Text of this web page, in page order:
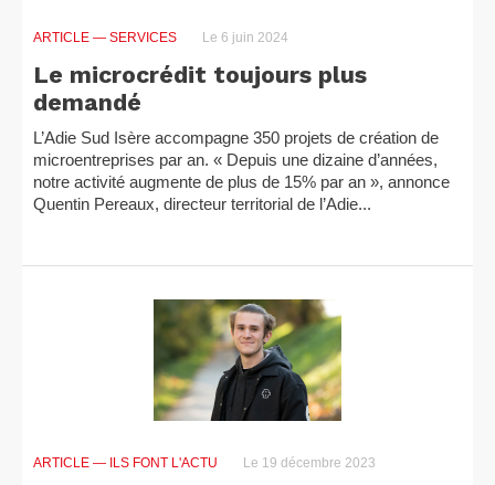
ARTICLE — SERVICES Le 6 juin 2024
Le microcrédit toujours plus
demandé
L’Adie Sud Isère accompagne 350 projets de création de
microentreprises par an. « Depuis une dizaine d’années,
notre activité augmente de plus de 15% par an », annonce
Quentin Pereaux, directeur territorial de l’Adie...
ARTICLE — ILS FONT L'ACTU Le 19 décembre 2023